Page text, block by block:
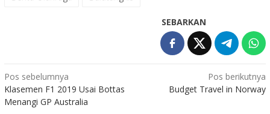
SEBARKAN
Navigasi
pos
Pos sebelumnya
Klasemen F1 2019 Usai Bottas
Menangi GP Australia
Pos berikutnya
Budget Travel in Norway